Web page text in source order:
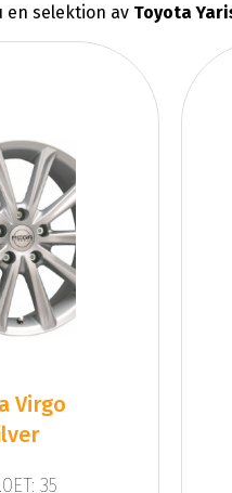
en selektion av Toyota
Virgo
35